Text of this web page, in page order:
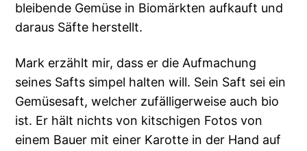
bleibende Gemüse in Biomärkten aufkauft und
daraus Säfte herstellt.
Mark erzählt mir, dass er die Aufmachung
seines Safts simpel halten will. Sein Saft sei ein
Gemüsesaft, welcher zufälligerweise auch bio
ist. Er hält nichts von kitschigen Fotos von
einem Bauer mit einer Karotte in der Hand auf